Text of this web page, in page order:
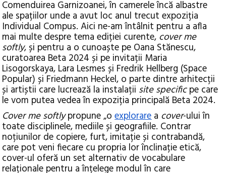
Comenduirea Garnizoanei, în camerele încă albastre
ale spațiilor unde a avut loc anul trecut expoziția
Individual Compus. Aici ne-am întâlnit pentru a afla
mai multe despre tema ediției curente, cover me
softly, și pentru a o cunoaște pe Oana Stănescu,
curatoarea Beta 2024 și pe invitații Maria
Lisogorskaya, Lara Lesmes și Fredrik Hellberg (Space
Popular) și Friedmann Heckel, o parte dintre arhitecții
și artiștii care lucrează la instalații site specificpe care
le vom putea vedea în expoziția principală Beta 2024.
Cover me softlypropune „oexplorarea cover-ului în
toate disciplinele, mediile și geografiile. Contrar
noțiunilor de copiere, furt, imitație și contrabandă,
care pot veni fiecare cu propria lor înclinație etică,
cover-ul oferă un set alternativ de vocabulare
relaționale pentru a înțelege modul în care